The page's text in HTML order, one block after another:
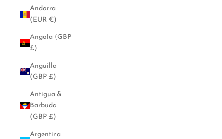
Andorra
(EUR €)
Angola (GBP
£)
Anguilla
(GBP £)
Antigua &
Barbuda
(GBP £)
Argentina